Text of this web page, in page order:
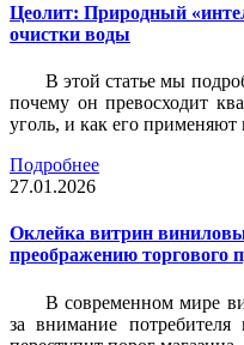
Цеолит: Природный
очистки воды
В этой статье мы
почему он превосходит
уголь, и как его
Подробнее
27.01.2026
Оклейка витрин
преображению торгового
В современном мире
за внимание